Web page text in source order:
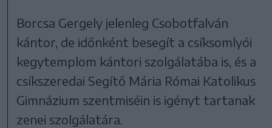
Borcsa Gergely jelenleg Csobotfalván
kántor, de időnként besegít a csíksomlyói
kegytemplom kántori szolgálatába is, és a
csíkszeredai Segítő Mária Római Katolikus
Gimnázium szentmiséin is igényt tartanak
zenei szolgálatára.